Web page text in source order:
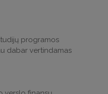
programos
dabar vertindamas